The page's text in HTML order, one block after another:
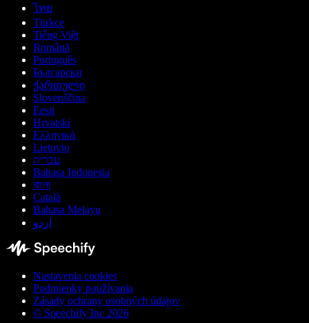
ไทย
Türkçe
Tiếng Việt
Română
Português
Български
ქართული
Slovenščina
Eesti
Hrvatski
Ελληνικά
Lietuvių
עברית
Bahasa Indonesia
বাংলা
Català
Bahasa Melayu
اردو
Nastavenia cookies
Podmienky používania
Zásady ochrany osobných údajov
© Speechify Inc 2026